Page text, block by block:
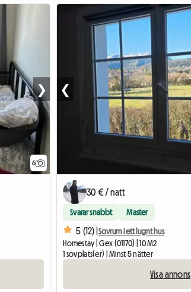
6
❯ ❮
30 € / natt
Svarar snabbt Master
5 (12) | Sovrum i ett lugnt hus
Homestay | Gex (01170) | 10 M2
1 sovplats(er) | Minst 5 nätter
Visa annons